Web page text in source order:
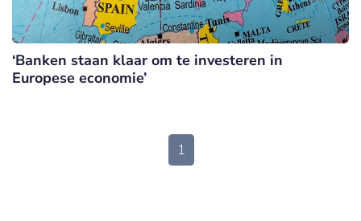
‘Banken staan klaar om te investeren in
Europese economie’
1